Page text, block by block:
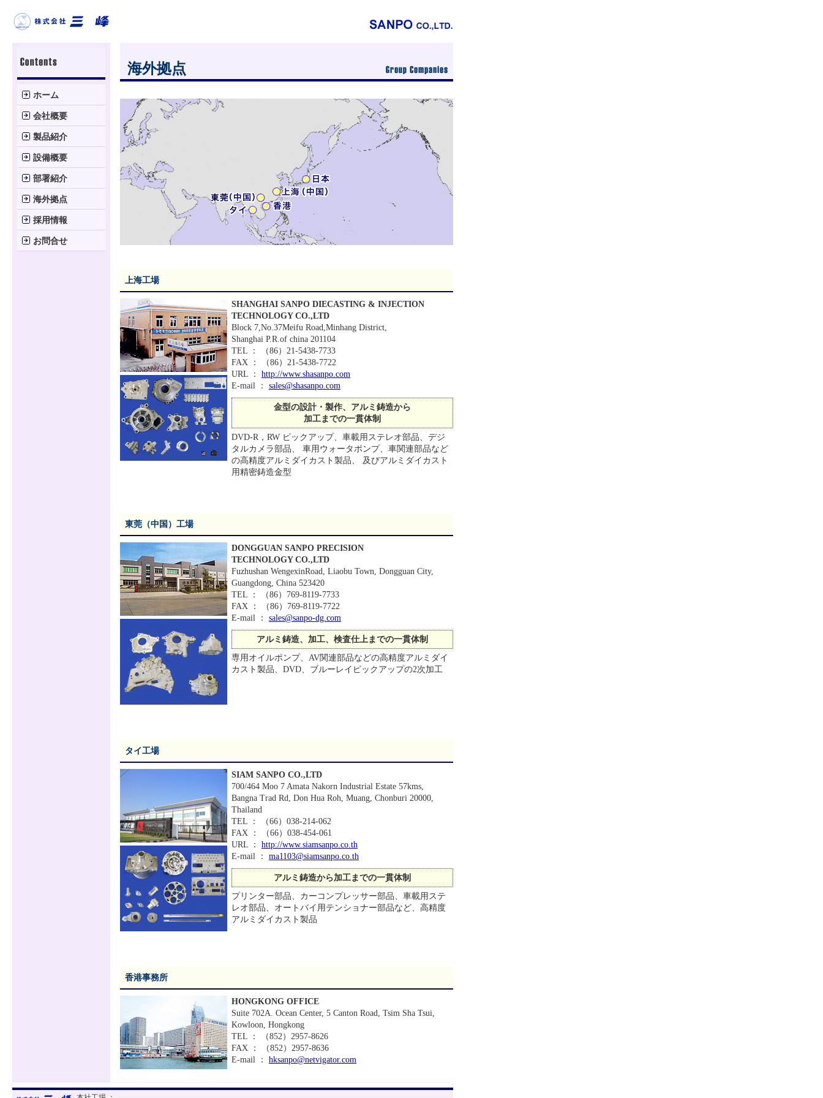
ホーム
会社概要
製品紹介
設備概要
部署紹介
海外拠点
採用情報
お問合せ
海外拠点
上海工場
SHANGHAI SANPO DIECASTING & INJECTION
TECHNOLOGY CO.,LTD
Block 7,No.37Meifu Road,Minhang District,
Shanghai P.R.of china 201104
TEL ： （86）21-5438-7733
FAX ： （86）21-5438-7722
URL ： http://www.shasanpo.com
E-mail ： sales@shasanpo.com
金型の設計・製作、アルミ鋳造から
加工までの一貫体制
DVD-R，RW ピックアップ、車載用ステレオ部品、デジ
タルカメラ部品、 車用ウォータポンプ、車関連部品など
の高精度アルミダイカスト製品、 及びアルミダイカスト
用精密鋳造金型
東莞（中国）工場
DONGGUAN SANPO PRECISION
TECHNOLOGY CO.,LTD
Fuzhushan WengexinRoad, Liaobu Town, Dongguan City,
Guangdong, China 523420
TEL ： （86）769-8119-7733
FAX ： （86）769-8119-7722
E-mail ： sales@sanpo-dg.com
アルミ鋳造、加工、検査仕上までの一貫体制
専用オイルポンプ、AV関連部品などの高精度アルミダイ
カスト製品、DVD、ブルーレイピックアップの2次加工
タイ工場
SIAM SANPO CO.,LTD
700/464 Moo 7 Amata Nakorn Industrial Estate 57kms,
Bangna Trad Rd, Don Hua Roh, Muang, Chonburi 20000,
Thailand
TEL ： （66）038-214-062
FAX ： （66）038-454-061
URL ： http://www.siamsanpo.co.th
E-mail ： ma1103@siamsanpo.co.th
アルミ鋳造から加工までの一貫体制
プリンター部品、カーコンプレッサー部品、車載用ステ
レオ部品、オートバイ用テンショナー部品など、高精度
アルミダイカスト製品
香港事務所
HONGKONG OFFICE
Suite 702A. Ocean Center, 5 Canton Road, Tsim Sha Tsui,
Kowloon, Hongkong
TEL ： （852）2957-8626
FAX ： （852）2957-8636
E-mail ： hksanpo@netvigator.com